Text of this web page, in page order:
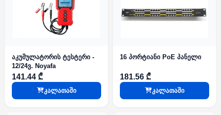
აკუმულატორის ტესტერი -
12/24ვ. Noyafa
141.44 ₾
კალათაში
16 პორტიანი PoE პანელი
181.56 ₾
კალათაში